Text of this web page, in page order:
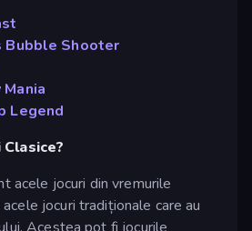
Bubble Shooter
Mania
Legend
acele jocuri din vremurile
jocuri tradiționale care au